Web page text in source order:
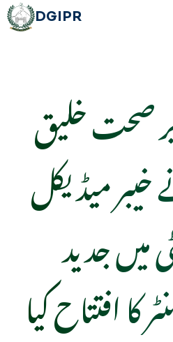
DGIPR
صحت خلیق
میڈیکل
میں جدید
کا افتتاح کیا